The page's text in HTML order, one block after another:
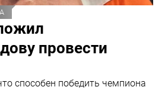
провести
способен победить чемпиона